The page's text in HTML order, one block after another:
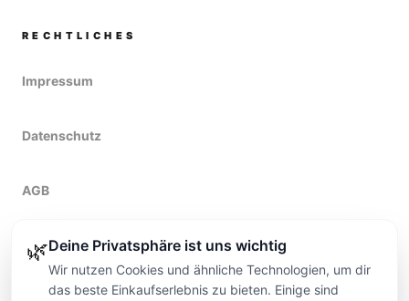
RECHTLICHES
Impressum
Datenschutz
AGB
Widerruf
🌿Deine Privatsphäre ist uns wichtig
Wir nutzen Cookies und ähnliche Technologien, um dir
das beste Einkaufserlebnis zu bieten. Einige sind